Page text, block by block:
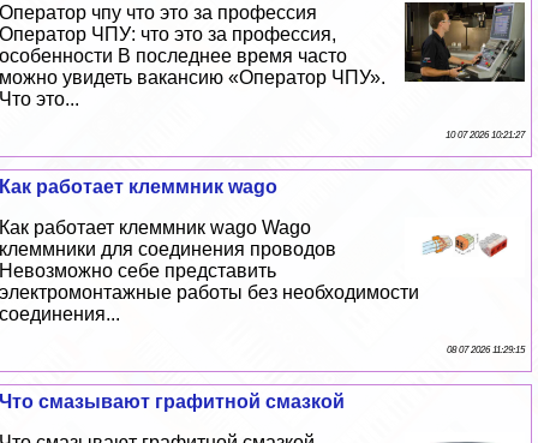
Оператор чпу что это за профессия
Оператор ЧПУ: что это за профессия,
особенности В последнее время часто
можно увидеть вакансию «Оператор ЧПУ».
Что это...
10 07 2026 10:21:27
Как работает клеммник wago
Как работает клеммник wago Wago
клеммники для соединения проводов
Невозможно себе представить
электромонтажные работы без необходимости
соединения...
08 07 2026 11:29:15
Что смазывают графитной смазкой